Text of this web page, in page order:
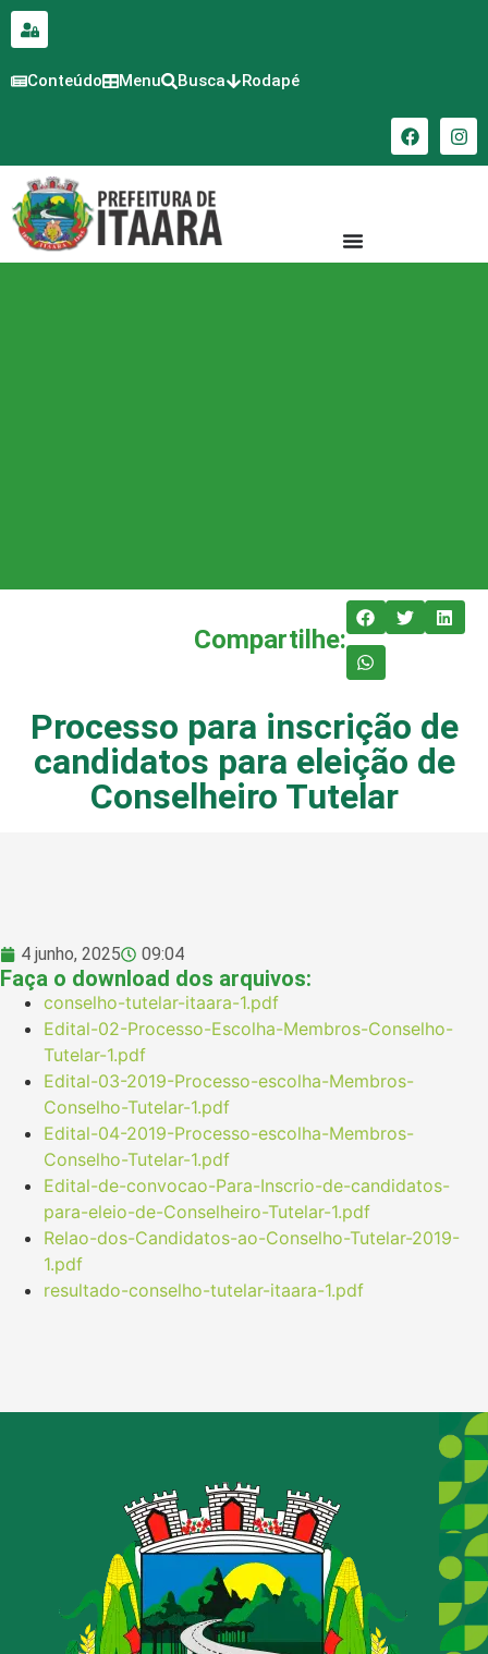
conteúdo
Conteúdo Menu Busca Rodapé
Compartilhe:
Processo para inscrição de
candidatos para eleição de
Conselheiro Tutelar
4 junho, 2025 09:04
Faça o download dos arquivos:
conselho-tutelar-itaara-1.pdf
Edital-02-Processo-Escolha-Membros-Conselho-
Tutelar-1.pdf
Edital-03-2019-Processo-escolha-Membros-
Conselho-Tutelar-1.pdf
Edital-04-2019-Processo-escolha-Membros-
Conselho-Tutelar-1.pdf
Edital-de-convocao-Para-Inscrio-de-candidatos-
para-eleio-de-Conselheiro-Tutelar-1.pdf
Relao-dos-Candidatos-ao-Conselho-Tutelar-2019-
1.pdf
resultado-conselho-tutelar-itaara-1.pdf